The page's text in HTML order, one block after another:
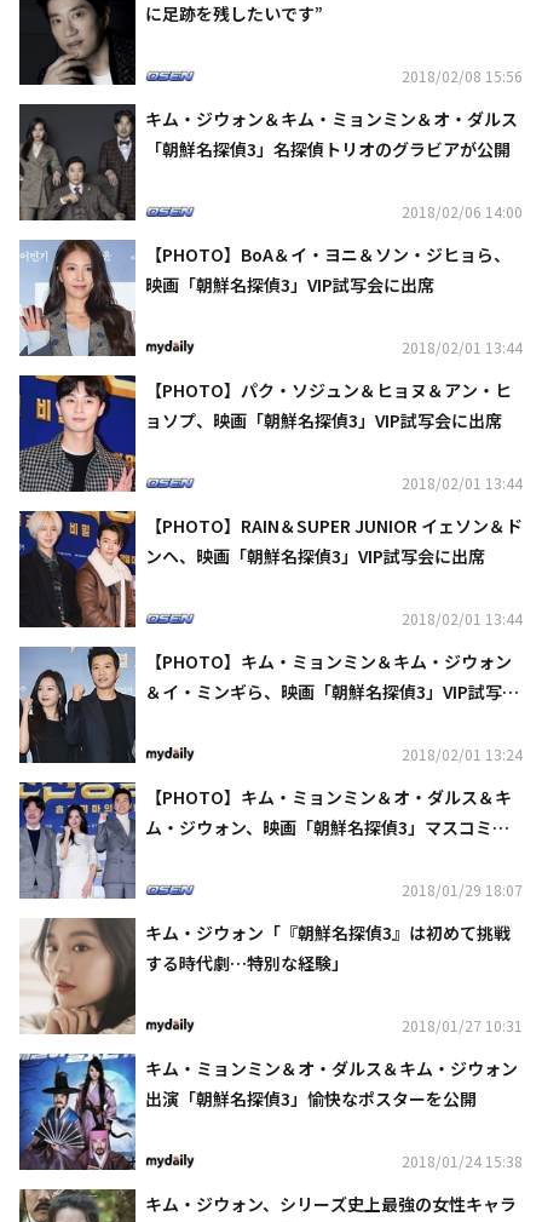
に足跡を残したいです”
2018/02/08 15:56
キム・ジウォン＆キム・ミョンミン＆オ・ダルス
「朝鮮名探偵3」名探偵トリオのグラビアが公開
2018/02/06 14:00
【PHOTO】BoA＆イ・ヨニ＆ソン・ジヒョら、
映画「朝鮮名探偵3」VIP試写会に出席
2018/02/01 13:44
【PHOTO】パク・ソジュン＆ヒョヌ＆アン・ヒ
ョソプ、映画「朝鮮名探偵3」VIP試写会に出席
2018/02/01 13:44
【PHOTO】RAIN＆SUPER JUNIOR イェソン＆ド
ンヘ、映画「朝鮮名探偵3」VIP試写会に出席
2018/02/01 13:44
【PHOTO】キム・ミョンミン＆キム・ジウォン
＆イ・ミンギら、映画「朝鮮名探偵3」VIP試写会
2018/02/01 13:24
【PHOTO】キム・ミョンミン＆オ・ダルス＆キ
ム・ジウォン、映画「朝鮮名探偵3」マスコミ向
2018/01/29 18:07
キム・ジウォン「『朝鮮名探偵3』は初めて挑戦
する時代劇…特別な経験」
2018/01/27 10:31
キム・ミョンミン＆オ・ダルス＆キム・ジウォン
出演「朝鮮名探偵3」愉快なポスターを公開
2018/01/24 15:38
キム・ジウォン、シリーズ史上最強の女性キャラ